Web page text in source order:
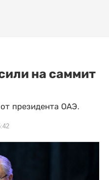
на саммит
президента ОАЭ.